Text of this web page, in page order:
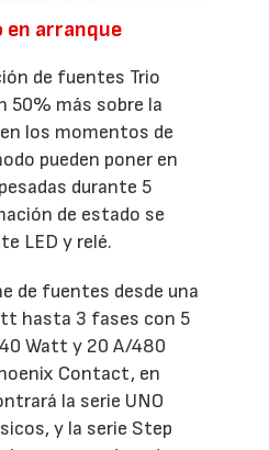
arranque
de fuentes Trio
50% más sobre la
los momentos de
pueden poner en
durante 5
de estado se
LED y relé.
de fuentes desde una
hasta 3 fases con 5
Watt y 20 A/480
Contact, en
la serie UNO
y la serie Step